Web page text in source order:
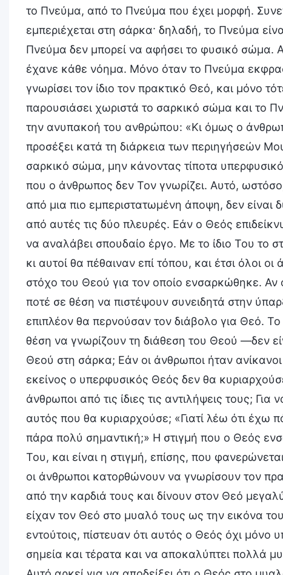
το Πνεύμα, από το Πνεύμα που έχει μορφή.
εμπεριέχεται στη σάρκα· δηλαδή, το Πνεύμα
Πνεύμα δεν μπορεί να αφήσει το φυσικό
έχανε κάθε νόημα. Μόνο όταν το Πνεύμα
γνωρίσει τον ίδιο τον πρακτικό Θεό, και μόνο
παρουσιάσει χωριστά το σαρκικό σώμα και το
την ανυπακοή του ανθρώπου: «Κι όμως ο
προσέξει κατά τη διάρκεια των περιηγήσεών
σαρκικό σώμα, μην κάνοντας τίποτα
που ο άνθρωπος δεν Τον γνωρίζει. Αυτό,
από μια πιο εμπεριστατωμένη άποψη, δεν είναι
από αυτές τις δύο πλευρές. Εάν ο Θεός
να αναλάβει σπουδαίο έργο. Με το ίδιο Του το
κι αυτοί θα πέθαιναν επί τόπου, και έτσι όλοι
στόχο του Θεού για τον οποίο ενσαρκώθηκε.
ποτέ σε θέση να πιστέψουν συνειδητά στην
επιπλέον θα περνούσαν τον διάβολο για Θεό. Το
θέση να γνωρίζουν τη διάθεση του Θεού —δεν
Θεού στη σάρκα; Εάν οι άνθρωποι ήταν
εκείνος ο υπερφυσικός Θεός δεν θα
άνθρωποι από τις ίδιες τις αντιλήψεις τους;
αυτός που θα κυριαρχούσε; «Γιατί λέω ότι έχω
πάρα πολύ σημαντική;» Η στιγμή που ο Θεός
Του, και είναι η στιγμή, επίσης, που
οι άνθρωποι κατορθώνουν να γνωρίσουν τον
από την καρδιά τους και δίνουν στον Θεό
είχαν τον Θεό στο μυαλό τους ως την εικόνα
εντούτοις, πίστευαν ότι αυτός ο Θεός όχι μόνο
σημεία και τέρατα και να αποκαλύπτει πολλά